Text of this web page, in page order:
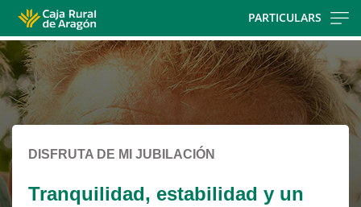
main
contentt
PARTICULARS
Cargando
contenido,
por
favor
espere...
DISFRUTA DE MI JUBILACIÓN
Tranquilidad, estabilidad y un